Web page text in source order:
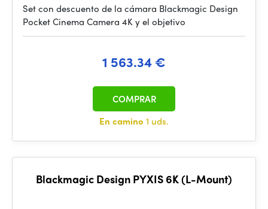
Set con descuento de la cámara Blackmagic Design
Pocket Cinema Camera 4K y el objetivo
1 563.34 €
En camino 1 uds.
COMPRAR
Blackmagic Design PYXIS 6K (L-Mount)